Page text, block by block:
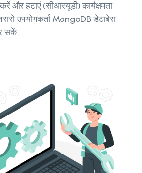
और हटाएं (सीआरयूडी) कार्यक्षमता
उपयोगकर्ता MongoDB डेटाबेस
सकें।